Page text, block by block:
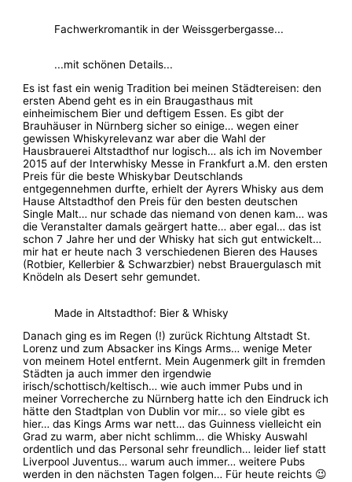
Fachwerkromantik in der Weissgerbergasse...
...mit schönen Details...
Es ist fast ein wenig Tradition bei meinen Städtereisen: den
ersten Abend geht es in ein Braugasthaus mit
einheimischem Bier und deftigem Essen. Es gibt der
Brauhäuser in Nürnberg sicher so einige… wegen einer
gewissen Whiskyrelevanz war aber die Wahl der
Hausbrauerei Altstadthof nur logisch… als ich im November
2015 auf der Interwhisky Messe in Frankfurt a.M. den ersten
Preis für die beste Whiskybar Deutschlands
entgegennehmen durfte, erhielt der Ayrers Whisky aus dem
Hause Altstadthof den Preis für den besten deutschen
Single Malt… nur schade das niemand von denen kam… was
die Veranstalter damals geärgert hatte… aber egal… das ist
schon 7 Jahre her und der Whisky hat sich gut entwickelt…
mir hat er heute nach 3 verschiedenen Bieren des Hauses
(Rotbier, Kellerbier & Schwarzbier) nebst Brauergulasch mit
Knödeln als Desert sehr gemundet.
Made in Altstadthof: Bier & Whisky
Danach ging es im Regen (!) zurück Richtung Altstadt St.
Lorenz und zum Absacker ins Kings Arms… wenige Meter
von meinem Hotel entfernt. Mein Augenmerk gilt in fremden
Städten ja auch immer den irgendwie
irisch/schottisch/keltisch… wie auch immer Pubs und in
meiner Vorrecherche zu Nürnberg hatte ich den Eindruck ich
hätte den Stadtplan von Dublin vor mir… so viele gibt es
hier… das Kings Arms war nett… das Guinness vielleicht ein
Grad zu warm, aber nicht schlimm… die Whisky Auswahl
ordentlich und das Personal sehr freundlich… leider lief statt
Liverpool Juventus… warum auch immer… weitere Pubs
werden in den nächsten Tagen folgen… Für heute reichts 😉